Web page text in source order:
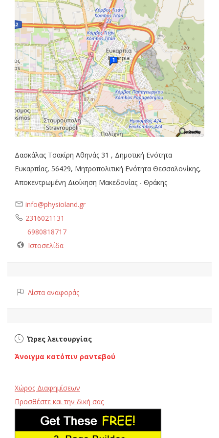
Δασκάλας Τσακίρη Αθηνάς 31 , Δημοτική Ενότητα
Ευκαρπίας, 56429, Μητροπολιτική Ενότητα Θεσσαλονίκης,
Αποκεντρωμένη Διοίκηση Μακεδονίας - Θράκης
info@physioland.gr
2316021131
6980818717
Ιστοσελίδα
Λίστα αναφοράς
Ώρες λειτουργίας
Άνοιγμα κατόπιν ραντεβού
Χώρος Διαφημίσεων
Προσθέστε και την δική σας